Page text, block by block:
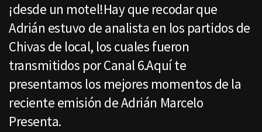
¡desde un motel!Hay que recodar que
Adrián estuvo de analista en los partidos de
Chivas de local, los cuales fueron
transmitidos por Canal 6.Aquí te
presentamos los mejores momentos de la
reciente emisión de Adrián Marcelo
Presenta.